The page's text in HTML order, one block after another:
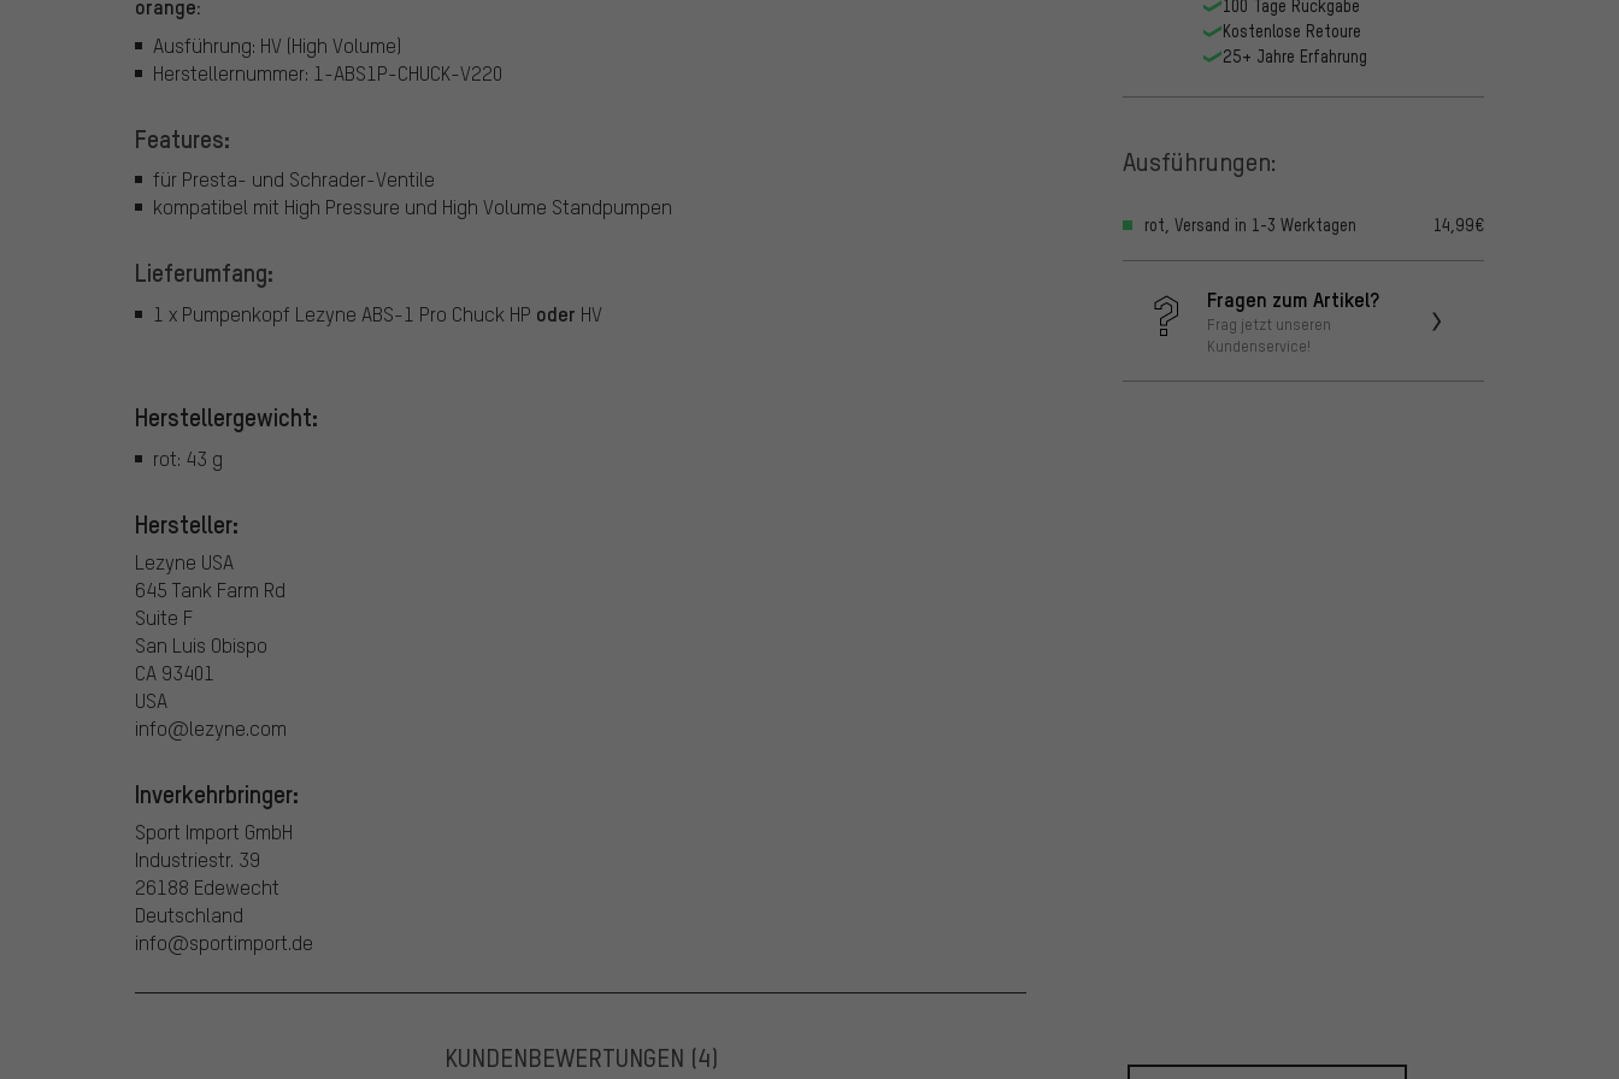
orange:
Ausführung: HV (High Volume)
Herstellernummer: 1-ABS1P-CHUCK-V220
Features:
für Presta- und Schrader-Ventile
kompatibel mit High Pressure und High Volume Standpumpen
Lieferumfang:
1 x Pumpenkopf Lezyne ABS-1 Pro Chuck HP oder HV
Herstellergewicht:
rot: 43 g
Hersteller:
Lezyne USA
645 Tank Farm Rd
Suite F
San Luis Obispo
CA 93401
USA
info@lezyne.com
Inverkehrbringer:
Sport Import GmbH
Industriestr. 39
26188 Edewecht
Deutschland
info@sportimport.de
100 Tage Rückgabe
Kostenlose Retoure
25+ Jahre Erfahrung
Ausführungen:
rot, Versand in 1-3 Werktagen 14,99€
Fragen zum Artikel?
Frag jetzt unseren
Kundenservice!
KUNDENBEWERTUNGEN (4)